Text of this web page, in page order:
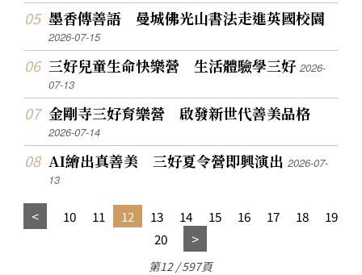
墨香傳善語 曼城佛光山書法走進英國校園
2026-07-15
三好兒童生命快樂營 生活體驗學三好2026-
07-13
金剛寺三好育樂營 啟發新世代善美品格
2026-07-14
AI繪出真善美 三好夏令營即興演出2026-07-
13
10 11 12 13 14 15 16 17 18
19
20
第12 / 597頁